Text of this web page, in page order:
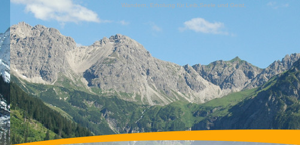
Wandern, Erholung für Leib,Seele und Geist,